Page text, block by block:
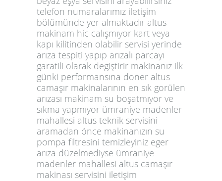
telefon numaralarımız iletişim
bölümünde yer almaktadır altus
makinam hic calışmıyor kart veya
kapı kilitinden olabilir servisi yerinde
arıza tespiti yapıp arızalı parcayı
garatili olarak degiştirir makinanız ilk
günki performansına doner altus
camaşır makinalarının en sık gorülen
arızası makinam su boşatmıyor ve
sıkma yapmıyor ümraniye madenler
mahallesi altus teknik servisini
aramadan önce makinanızın su
pompa filtresini temizleyiniz eger
arıza düzelmediyse ümraniye
madenler mahallesi altus camaşır
makinası servisini iletişim